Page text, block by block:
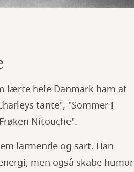
lærte hele Danmark ham at
tante", "Sommer i
Nitouche".
larmende og sart. Han
men også skabe humor